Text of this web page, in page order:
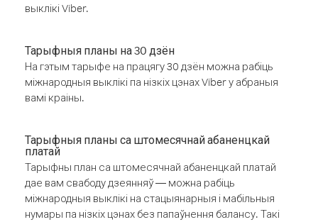
выклікі Viber.
Тарыфныя планы на 30 дзён
На гэтым тарыфе на працягу 30 дзён можна рабіць
міжнародныя выклікі па нізкіх цэнах Viber у абраныя
вамі краіны.
Тарыфныя планы са штомесячнай абаненцкай
платай
Тарыфны план са штомесячнай абаненцкай платай
дае вам свабоду дзеянняў — можна рабіць
міжнародныя выклікі на стацыянарныя і мабільныя
нумары па нізкіх цэнах без папаўнення балансу. Такі